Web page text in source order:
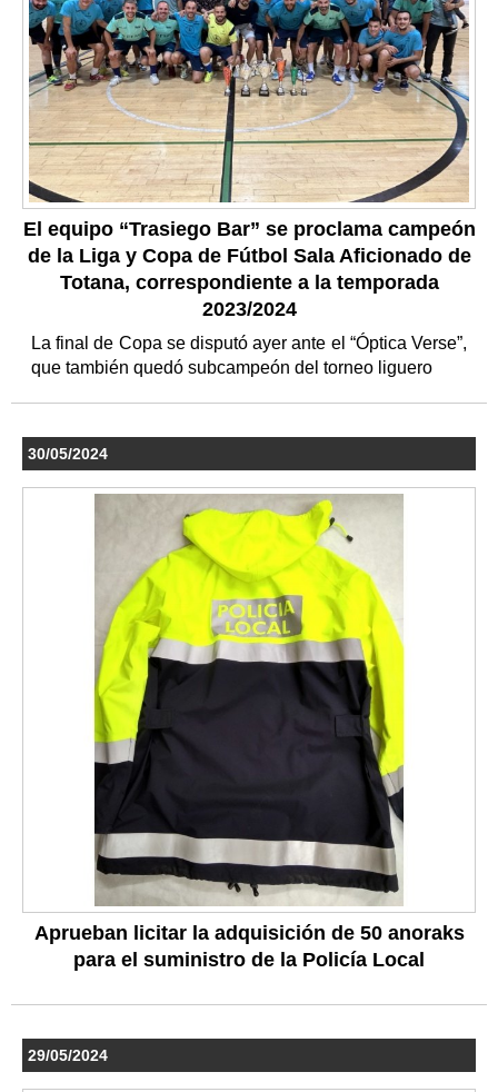
El equipo “Trasiego Bar” se proclama campeón
de la Liga y Copa de Fútbol Sala Aficionado de
Totana, correspondiente a la temporada
2023/2024
La final de Copa se disputó ayer ante el “Óptica Verse”,
que también quedó subcampeón del torneo liguero
30/05/2024
Aprueban licitar la adquisición de 50 anoraks
para el suministro de la Policía Local
29/05/2024